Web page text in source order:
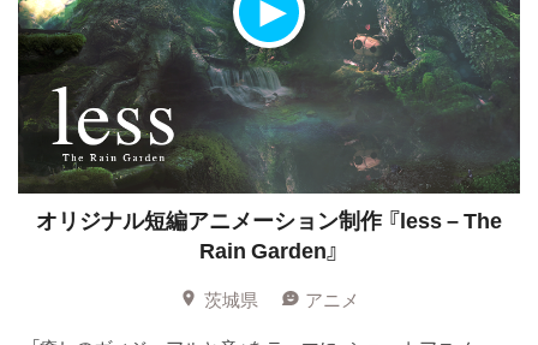
オリジナル短編アニメーション制作『less – The
Rain Garden』
茨城県
アニメ